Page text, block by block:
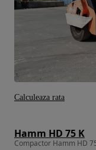
Hamm HD 75 K
Compactor Hamm HD
Calculeaza rata